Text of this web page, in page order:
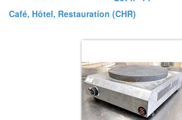
Café, Hôtel, Restauration (CHR)